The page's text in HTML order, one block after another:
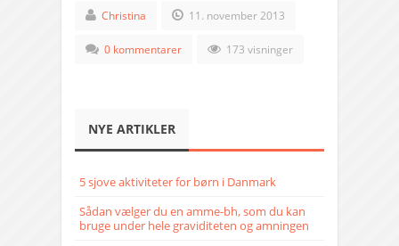
Christina 11. november 2013
0 kommentarer 173 visninger
NYE ARTIKLER
5 sjove aktiviteter for børn i Danmark
Sådan vælger du en amme-bh, som du kan
bruge under hele graviditeten og amningen